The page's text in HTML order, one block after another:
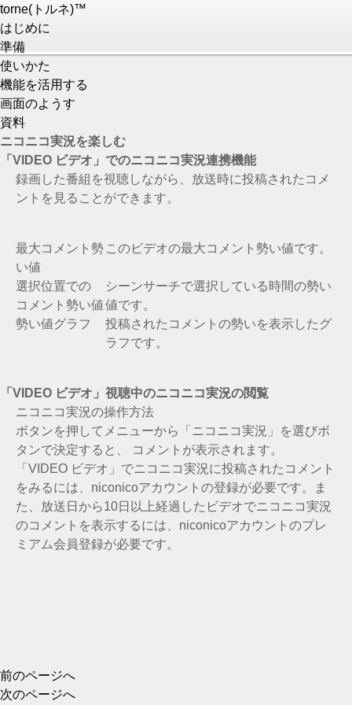
torne(トルネ)™
はじめに
準備
使いかた
機能を活用する
画面のようす
資料
ニコニコ実況を楽しむ
「 VIDEO ビデオ」でのニコニコ実況連携機能
録画した番組を視聴しながら、放送時に投稿されたコメ
ントを見ることができます。
最大コメント勢
い値
このビデオの最大コメント勢い値です。
選択位置での
コメント勢い値
シーンサーチで選択している時間の勢い
値です。
勢い値グラフ
投稿されたコメントの勢いを表示したグ
ラフです。
「 VIDEO ビデオ」視聴中のニコニコ実況の閲覧
ニコニコ実況の操作方法
ボタンを押してメニューから「ニコニコ実況」を選びボ
タンで決定すると、 コメントが表示されます。
「 VIDEO ビデオ」でニコニコ実況に投稿されたコメント
をみるには、niconicoアカウントの登録が必要です。ま
た、放送日から10日以上経過したビデオでニコニコ実況
のコメントを表示するには、niconicoアカウントのプレ
ミアム会員登録が必要です。
前のページへ
次のページへ